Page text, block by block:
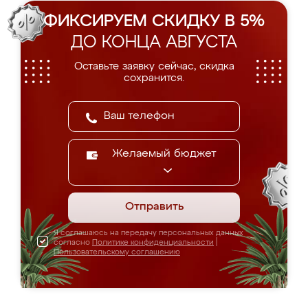
ФИКСИРУЕМ СКИДКУ В 5%
ДО КОНЦА АВГУСТА
Оставьте заявку сейчас, скидка
сохранится.
Желаемый бюджет
Отправить
Я соглашаюсь на передачу персональных данных
согласно Политике конфиденциальности
Пользовательскому соглашению